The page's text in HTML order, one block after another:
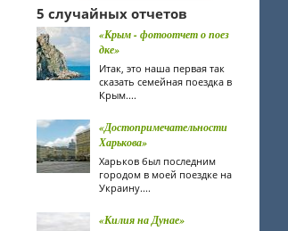
5 случайных отчетов
«Крым - фотоотчет о поез
дке»
Итак, это наша первая так
сказать семейная поездка в
Крым....
«Достопримечательности
Харькова»
Харьков был последним
городом в моей поездке на
Украину....
«Килия на Дунае»